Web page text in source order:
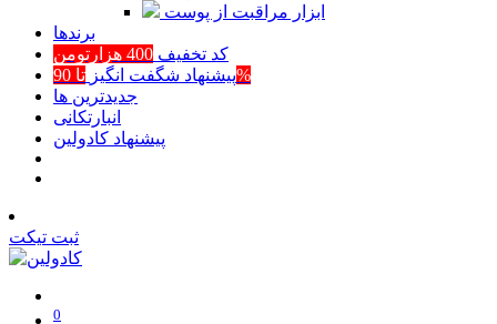
ابزار مراقبت از پوست
برند‌ها
کد تخفیف 400 هزارتومن
پیشنهاد شگفت انگیزتا 90%
جدیدترین ها
انبارتکانی
پیشنهاد کادولین
ثبت تیکت
0